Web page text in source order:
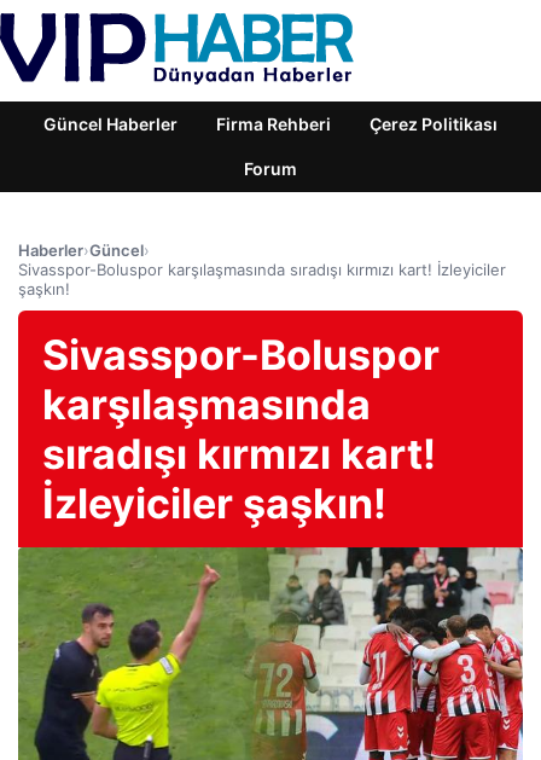
Güncel Haberler Firma Rehberi Çerez Politikası
Forum
Haberler›Güncel›
Sivasspor-Boluspor karşılaşmasında sıradışı kırmızı kart! İzleyiciler
şaşkın!
Sivasspor-Boluspor
karşılaşmasında
sıradışı kırmızı kart!
İzleyiciler şaşkın!